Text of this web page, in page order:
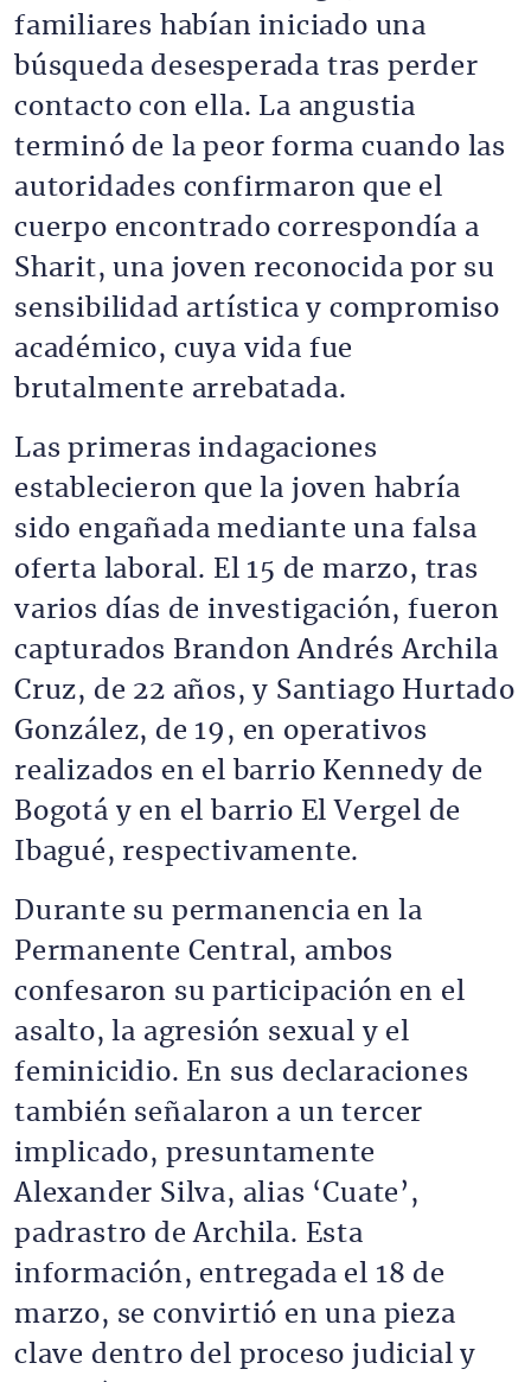
familiares habían iniciado una
búsqueda desesperada tras perder
contacto con ella. La angustia
terminó de la peor forma cuando las
autoridades confirmaron que el
cuerpo encontrado correspondía a
Sharit, una joven reconocida por su
sensibilidad artística y compromiso
académico, cuya vida fue
brutalmente arrebatada.
Las primeras indagaciones
establecieron que la joven habría
sido engañada mediante una falsa
oferta laboral. El 15 de marzo, tras
varios días de investigación, fueron
capturados Brandon Andrés Archila
Cruz, de 22 años, y Santiago Hurtado
González, de 19, en operativos
realizados en el barrio Kennedy de
Bogotá y en el barrio El Vergel de
Ibagué, respectivamente.
Durante su permanencia en la
Permanente Central, ambos
confesaron su participación en el
asalto, la agresión sexual y el
feminicidio. En sus declaraciones
también señalaron a un tercer
implicado, presuntamente
Alexander Silva, alias ‘Cuate’,
padrastro de Archila. Esta
información, entregada el 18 de
marzo, se convirtió en una pieza
clave dentro del proceso judicial y